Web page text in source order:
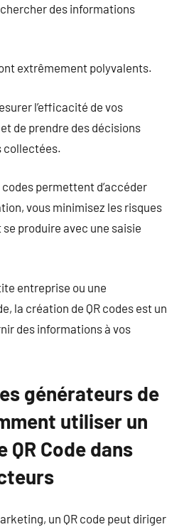
des informations
extrêmement polyvalents.
l’efficacité de vos
de prendre des décisions
collectées.
codes permettent d’accéder
vous minimisez les risques
se produire avec une saisie
entreprise ou une
la création de QR codes est un
des informations à vos
générateurs de
utiliser un
Code dans
un QR code peut diriger